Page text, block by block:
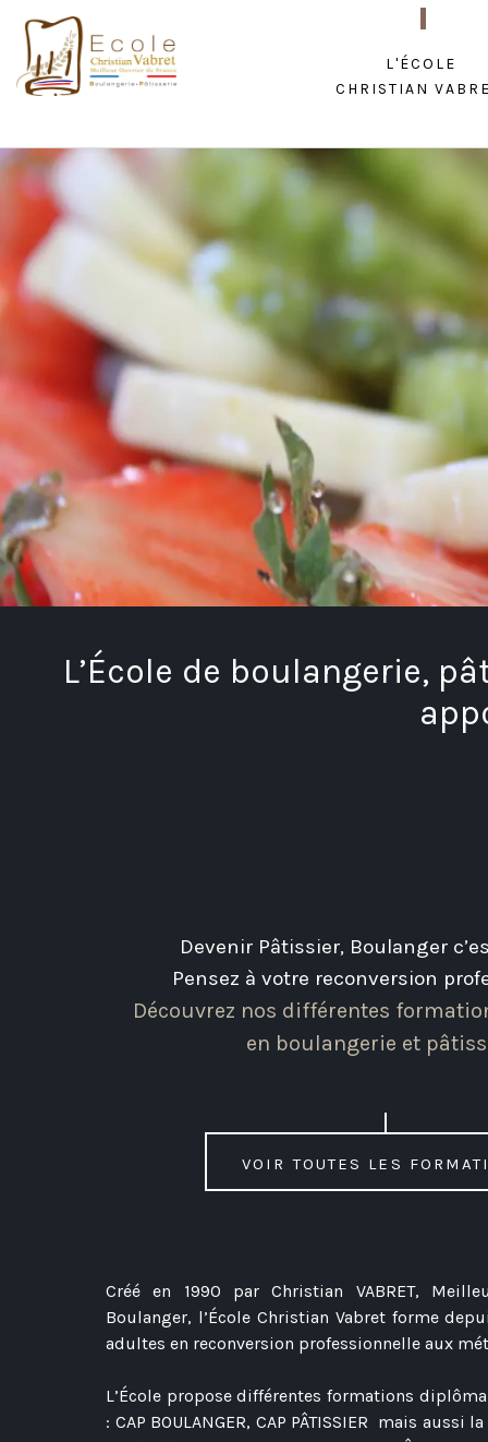
L'école
Christian
L’École de boulangerie,
Devenir Pâtissier, Boulanger
Pensez à votre reconversion
Découvrez nos différentes
en boulangerie et
Voir toutes les
Créé en 1990 par Christian VABRET,
Boulanger, l’École Christian Vabret forme
adultes en reconversion professionnelle aux
L’École propose différentes formations
: CAP BOULANGER, CAP PÂTISSIER mais